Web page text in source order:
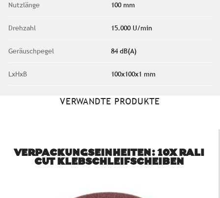
Nutzlänge 100 mm
Drehzahl 15.000 U/min
Geräuschpegel 84 dB(A)
LxHxB 100x100x1 mm
VERWANDTE PRODUKTE
VERPACKUNGSEINHEITEN: 10X RALI
CUT KLEBSCHLEIFSCHEIBEN